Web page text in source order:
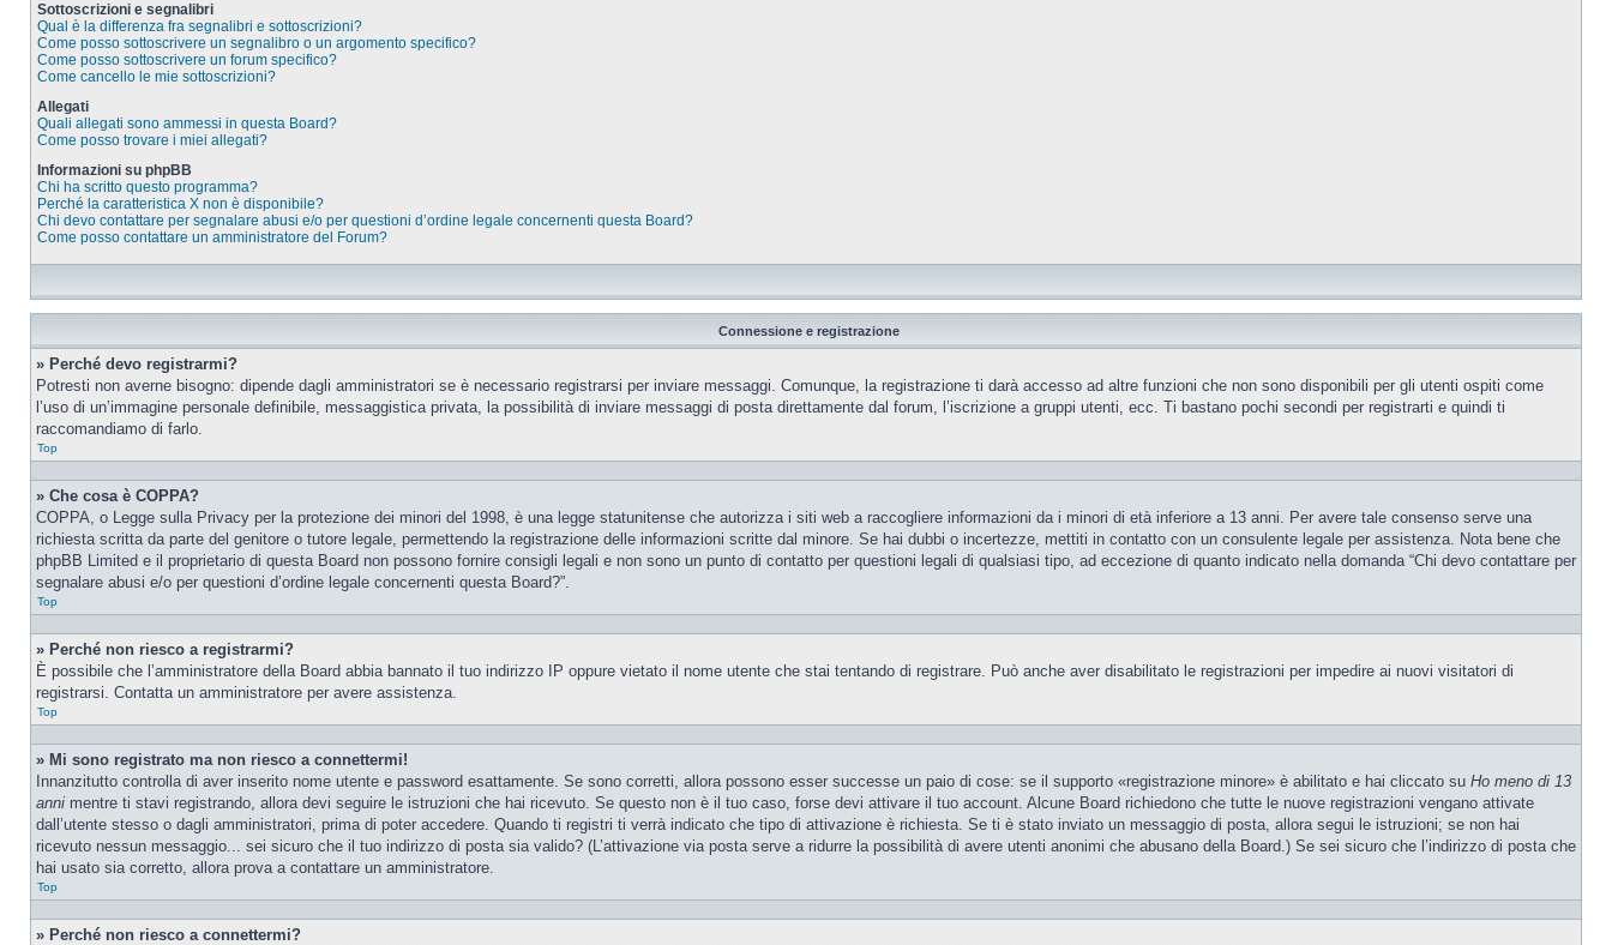
Sottoscrizioni e segnalibri
Qual è la differenza fra segnalibri e sottoscrizioni?
Come posso sottoscrivere un segnalibro o un argomento specifico?
Come posso sottoscrivere un forum specifico?
Come cancello le mie sottoscrizioni?
Allegati
Quali allegati sono ammessi in questa Board?
Come posso trovare i miei allegati?
Informazioni su phpBB
Chi ha scritto questo programma?
Perché la caratteristica X non è disponibile?
Chi devo contattare per segnalare abusi e/o per questioni d’ordine legale concernenti questa Board?
Come posso contattare un amministratore del Forum?
Connessione e registrazione
» Perché devo registrarmi?
Potresti non averne bisogno: dipende dagli amministratori se è necessario registrarsi per inviare messaggi. Comunque, la registrazione ti darà accesso ad altre funzioni che non sono disponibili per gli utenti ospiti come
l’uso di un’immagine personale definibile, messaggistica privata, la possibilità di inviare messaggi di posta direttamente dal forum, l’iscrizione a gruppi utenti, ecc. Ti bastano pochi secondi per registrarti e quindi ti
raccomandiamo di farlo.
Top
» Che cosa è COPPA?
COPPA, o Legge sulla Privacy per la protezione dei minori del 1998, è una legge statunitense che autorizza i siti web a raccogliere informazioni da i minori di età inferiore a 13 anni. Per avere tale consenso serve una
richiesta scritta da parte del genitore o tutore legale, permettendo la registrazione delle informazioni scritte dal minore. Se hai dubbi o incertezze, mettiti in contatto con un consulente legale per assistenza. Nota bene che
phpBB Limited e il proprietario di questa Board non possono fornire consigli legali e non sono un punto di contatto per questioni legali di qualsiasi tipo, ad eccezione di quanto indicato nella domanda “Chi devo contattare per
segnalare abusi e/o per questioni d’ordine legale concernenti questa Board?”.
Top
» Perché non riesco a registrarmi?
È possibile che l’amministratore della Board abbia bannato il tuo indirizzo IP oppure vietato il nome utente che stai tentando di registrare. Può anche aver disabilitato le registrazioni per impedire ai nuovi visitatori di
registrarsi. Contatta un amministratore per avere assistenza.
Top
» Mi sono registrato ma non riesco a connettermi!
Innanzitutto controlla di aver inserito nome utente e password esattamente. Se sono corretti, allora possono esser successe un paio di cose: se il supporto «registrazione minore» è abilitato e hai cliccato su Ho meno di 13
anni mentre ti stavi registrando, allora devi seguire le istruzioni che hai ricevuto. Se questo non è il tuo caso, forse devi attivare il tuo account. Alcune Board richiedono che tutte le nuove registrazioni vengano attivate
dall’utente stesso o dagli amministratori, prima di poter accedere. Quando ti registri ti verrà indicato che tipo di attivazione è richiesta. Se ti è stato inviato un messaggio di posta, allora segui le istruzioni; se non hai
ricevuto nessun messaggio... sei sicuro che il tuo indirizzo di posta sia valido? (L’attivazione via posta serve a ridurre la possibilità di avere utenti anonimi che abusano della Board.) Se sei sicuro che l’indirizzo di posta che
hai usato sia corretto, allora prova a contattare un amministratore.
Top
» Perché non riesco a connettermi?